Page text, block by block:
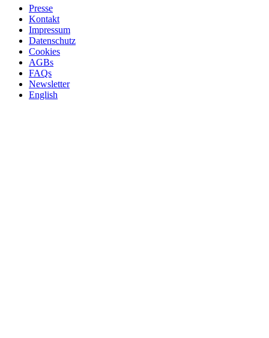
Presse
Kontakt
Impressum
Datenschutz
Cookies
AGBs
FAQs
Newsletter
English